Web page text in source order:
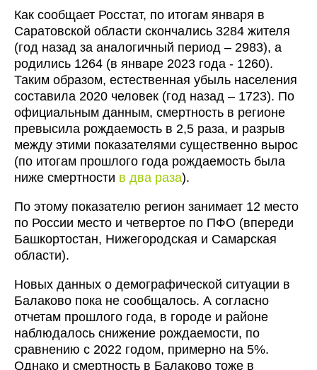
Как сообщает Росстат, по итогам января в
Саратовской области скончались 3284 жителя
(год назад за аналогичный период – 2983), а
родились 1264 (в январе 2023 года - 1260).
Таким образом, естественная убыль населения
составила 2020 человек (год назад – 1723). По
официальным данным, смертность в регионе
превысила рождаемость в 2,5 раза, и разрыв
между этими показателями существенно вырос
(по итогам прошлого года рождаемость была
ниже смертности в два раза).
По этому показателю регион занимает 12 место
по России место и четвертое по ПФО (впереди
Башкортостан, Нижегородская и Самарская
области).
Новых данных о демографической ситуации в
Балаково пока не сообщалось. А согласно
отчетам прошлого года, в городе и районе
наблюдалось снижение рождаемости, по
сравнению с 2022 годом, примерно на 5%.
Однако и смертность в Балаково тоже в